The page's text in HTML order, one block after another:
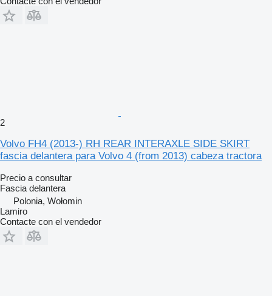
2
Volvo FH4 (2013-) RH REAR INTERAXLE SIDE SKIRT
fascia delantera para Volvo 4 (from 2013) cabeza tractora
Precio a consultar
Fascia delantera
Polonia, Wołomin
Lamiro
Contacte con el vendedor